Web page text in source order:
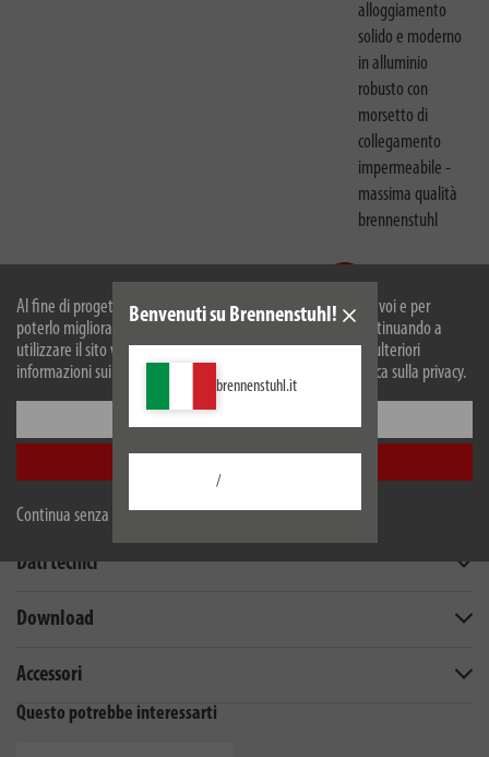
Al fine di progettare il nostro sito web in modo ottimale per voi e per
poterlo migliorare continuamente, utilizziamo i cookies. Continuando a
utilizzare il sito web, accetti il nostro utilizzo dei cookie. Per ulteriori
informazioni sui cookie, si prega di consultare la nostra politica sulla privacy.
Continua senza accettare
Benvenuti su Brennenstuhl!
brennenstuhl.it
/
alloggiamento
solido e moderno
in alluminio
robusto con
morsetto di
collegamento
impermeabile -
massima qualità
brennenstuhl
Descrizione
Dati tecnici
Download
Accessori
Questo potrebbe interessarti